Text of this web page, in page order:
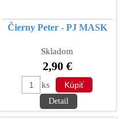
Čierny Peter - PJ MASK
Skladom
2,90 €
ks
Detail